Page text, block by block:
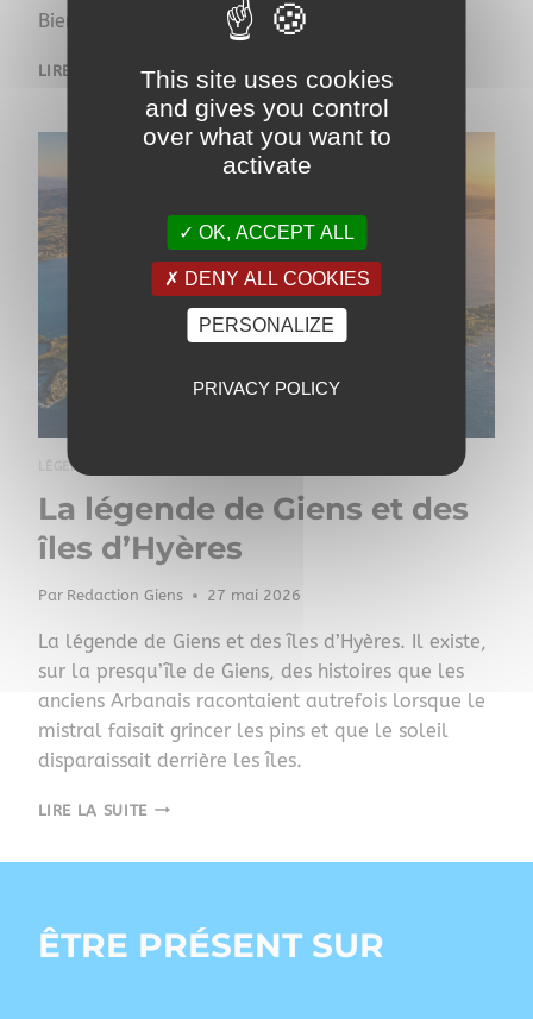
Bienvenue à Escampo-Barriou.
LIRE LA SUITE
LÉGENDE
La légende de Giens et des
îles d’Hyères
Par Redaction Giens 27 mai 2026
La légende de Giens et des îles d’Hyères. Il existe,
sur la presqu’île de Giens, des histoires que les
anciens Arbanais racontaient autrefois lorsque le
mistral faisait grincer les pins et que le soleil
disparaissait derrière les îles.
LIRE LA SUITE
ÊTRE PRÉSENT SUR
This site uses cookies
and gives you control
over what you want to
activate
OK, ACCEPT ALL
DENY ALL COOKIES
PERSONALIZE
PRIVACY POLICY